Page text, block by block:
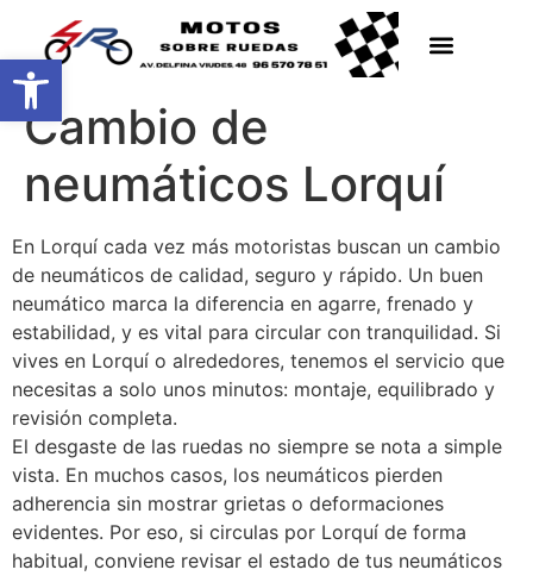
Abrir barra de herramientas
Cambio de
neumáticos Lorquí
En Lorquí cada vez más motoristas buscan un cambio
de neumáticos de calidad, seguro y rápido. Un buen
neumático marca la diferencia en agarre, frenado y
estabilidad, y es vital para circular con tranquilidad. Si
vives en Lorquí o alrededores, tenemos el servicio que
necesitas a solo unos minutos: montaje, equilibrado y
revisión completa.
El desgaste de las ruedas no siempre se nota a simple
vista. En muchos casos, los neumáticos pierden
adherencia sin mostrar grietas o deformaciones
evidentes. Por eso, si circulas por Lorquí de forma
habitual, conviene revisar el estado de tus neumáticos